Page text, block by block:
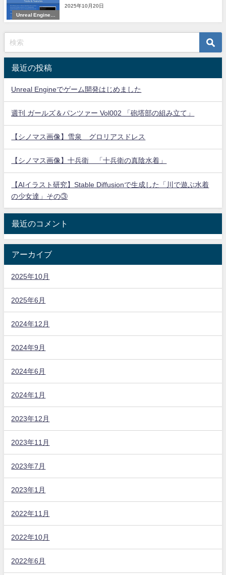
Unreal Engineで
ゲーム開発はじめ
2025年10月20日
最近の投稿
Unreal Engineでゲーム開発はじめました
週刊 ガールズ＆パンツァー Vol002 「砲塔部の組み立て」
【シノマス画像】雪泉 グロリアスドレス
【シノマス画像】十兵衛 「十兵衛の真陰水着」
【AIイラスト研究】Stable Diffusionで生成した「川で遊ぶ水着
の少女達」その③
最近のコメント
アーカイブ
2025年10月
2025年6月
2024年12月
2024年9月
2024年6月
2024年1月
2023年12月
2023年11月
2023年7月
2023年1月
2022年11月
2022年10月
2022年6月